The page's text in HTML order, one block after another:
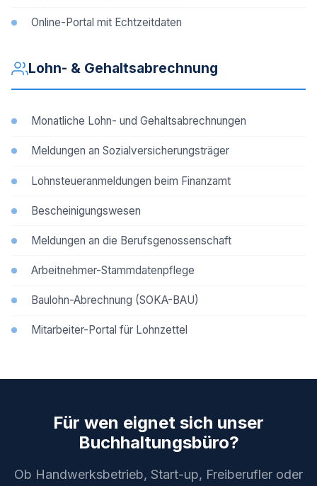
Online-Portal mit Echtzeitdaten
Lohn- & Gehaltsabrechnung
Monatliche Lohn- und Gehaltsabrechnungen
Meldungen an Sozialversicherungsträger
Lohnsteueranmeldungen beim Finanzamt
Bescheinigungswesen
Meldungen an die Berufsgenossenschaft
Arbeitnehmer-Stammdatenpflege
Baulohn-Abrechnung (SOKA-BAU)
Mitarbeiter-Portal für Lohnzettel
Für wen eignet sich unser
Buchhaltungsbüro?
Ob Handwerksbetrieb, Start-up, Freiberufler oder